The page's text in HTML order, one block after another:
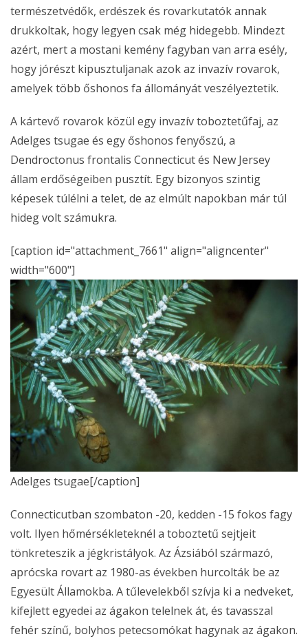
természetvédők, erdészek és rovarkutatók annak
drukkoltak, hogy legyen csak még hidegebb. Mindezt
azért, mert a mostani kemény fagyban van arra esély,
hogy jórészt kipusztuljanak azok az invazív rovarok,
amelyek több őshonos fa állományát veszélyeztetik.
A kártevő rovarok közül egy invazív toboztetűfaj, az
Adelges tsugae és egy őshonos fenyőszú, a
Dendroctonus frontalis Connecticut és New Jersey
állam erdőségeiben pusztít. Egy bizonyos szintig
képesek túlélni a telet, de az elmúlt napokban már túl
hideg volt számukra.
[caption id="attachment_7661" align="aligncenter"
width="600"]
Adelges tsugae[/caption]
Connecticutban szombaton -20, kedden -15 fokos fagy
volt. Ilyen hőmérsékleteknél a toboztetű sejtjeit
tönkreteszik a jégkristályok. Az Ázsiából származó,
aprócska rovart az 1980-as években hurcolták be az
Egyesült Államokba. A tűlevelekből szívja ki a nedveket,
kifejlett egyedei az ágakon telelnek át, és tavasszal
fehér színű, bolyhos petecsomókat hagynak az ágakon.